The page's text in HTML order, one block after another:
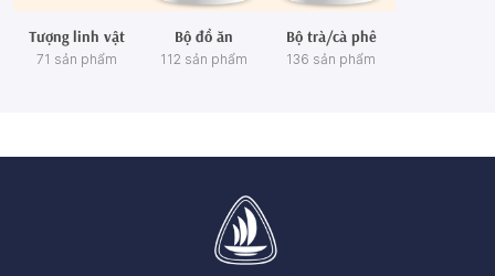
Tượng linh vật
71 sản phẩm
Bộ đồ ăn
112 sản phẩm
Bộ trà/cà phê
136 sản phẩm